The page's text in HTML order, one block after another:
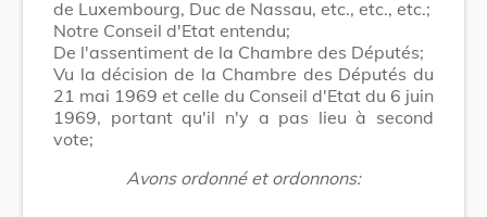
de Luxembourg, Duc de Nassau, etc., etc., etc.;
Notre Conseil d'Etat entendu;
De l'assentiment de la Chambre des Députés;
Vu la décision de la Chambre des Députés du
21 mai 1969 et celle du Conseil d'Etat du 6 juin
1969, portant qu'il n'y a pas lieu à second
vote;
Avons ordonné et ordonnons: